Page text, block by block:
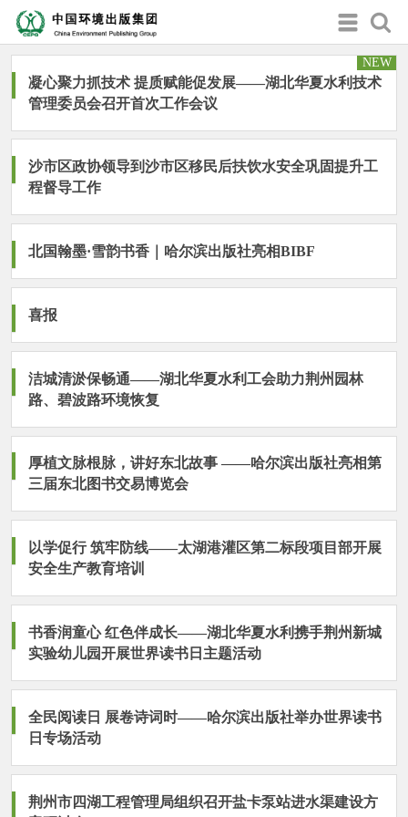
NEW
凝心聚力抓技术 提质赋能促发展——湖北华夏水利技术
管理委员会召开首次工作会议
沙市区政协领导到沙市区移民后扶饮水安全巩固提升工
程督导工作
北国翰墨·雪韵书香｜哈尔滨出版社亮相BIBF
喜报
洁城清淤保畅通——湖北华夏水利工会助力荆州园林
路、碧波路环境恢复
厚植文脉根脉，讲好东北故事 ——哈尔滨出版社亮相第
三届东北图书交易博览会
以学促行 筑牢防线——太湖港灌区第二标段项目部开展
安全生产教育培训
书香润童心 红色伴成长——湖北华夏水利携手荆州新城
实验幼儿园开展世界读书日主题活动
全民阅读日 展卷诗词时——哈尔滨出版社举办世界读书
日专场活动
荆州市四湖工程管理局组织召开盐卡泵站进水渠建设方